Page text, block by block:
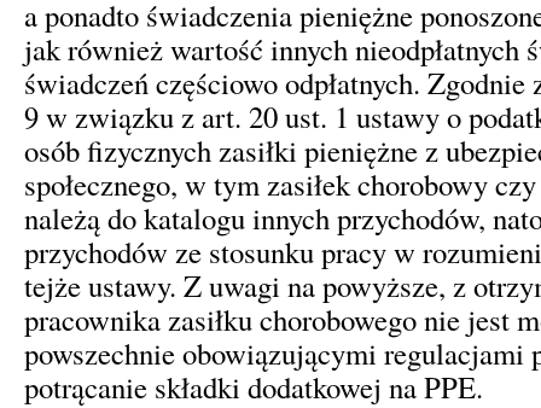
a ponadto świadczenia pieniężne
jak również wartość innych nieodpłatnych
świadczeń częściowo odpłatnych.
9 w związku z art. 20 ust. 1 ustawy o
osób fizycznych zasiłki pieniężne z
społecznego, w tym zasiłek chorobowy
należą do katalogu innych przychodów,
przychodów ze stosunku pracy w
tejże ustawy. Z uwagi na powyższe, z
pracownika zasiłku chorobowego nie jest
powszechnie obowiązującymi regulacjami
potrącanie składki dodatkowej na PPE.